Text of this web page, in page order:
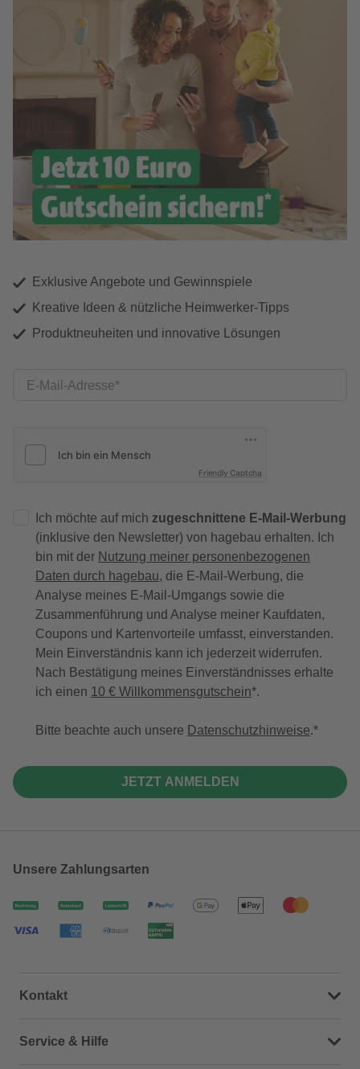
Exklusive Angebote und Gewinnspiele
Kreative Ideen & nützliche Heimwerker-Tipps
Produktneuheiten und innovative Lösungen
E-Mail-Adresse
Friendly Captcha
Ich möchte auf mich zugeschnittene E-Mail-Werbung
(inklusive den Newsletter) von hagebau erhalten. Ich
bin mit der Nutzung meiner personenbezogenen
Daten durch hagebau, die E-Mail-Werbung, die
Analyse meines E-Mail-Umgangs sowie die
Zusammenführung und Analyse meiner Kaufdaten,
Coupons und Kartenvorteile umfasst, einverstanden.
Mein Einverständnis kann ich jederzeit widerrufen.
Nach Bestätigung meines Einverständnisses erhalte
ich einen 10 € Willkommensgutschein*.
Bitte beachte auch unsere Datenschutzhinweise.
JETZT ANMELDEN
Unsere Zahlungsarten
Kontakt
Dein Kontakt zu uns
Service & Hilfe